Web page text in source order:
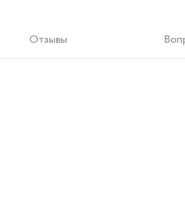
Отзывы